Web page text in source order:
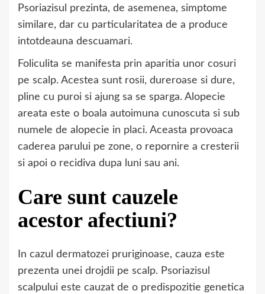
Psoriazisul prezinta, de asemenea, simptome
similare, dar cu particularitatea de a produce
intotdeauna descuamari.
Foliculita se manifesta prin aparitia unor cosuri
pe scalp. Acestea sunt rosii, dureroase si dure,
pline cu puroi si ajung sa se sparga. Alopecie
areata este o boala autoimuna cunoscuta si sub
numele de alopecie in placi. Aceasta provoaca
caderea parului pe zone, o repornire a cresterii
si apoi o recidiva dupa luni sau ani.
Care sunt cauzele
acestor afectiuni?
In cazul dermatozei pruriginoase, cauza este
prezenta unei drojdii pe scalp. Psoriazisul
scalpului este cauzat de o predispozitie genetica